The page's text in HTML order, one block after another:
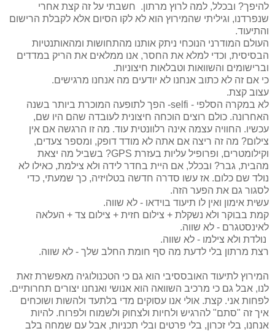
להיפך? ובכלל, למה לרוץ מרתון. חשבתי על זה קצת אחרי
שנפרדנו, וגיליתי שהמירוץ הוא לא לקו הסיום אלא לקבלת הרישום
והתיעוד.
העולם המודרני הנוכחי ניתק אותנו מהתחושות ומהאותנטיות
הבסיסית, וכדי למלא את החסר, אנו ממלאים את הריק במדדים
וברישומים והשוואות וטבלאות חיצוניות.
כי אם זה לא כתוב אנחנו לא יודעים מה אנחנו מרגישים.
עצוב קצת.
לא במקרה הסלפי - selfi- הפך לתופעה המוכרת ביותר בשנה
האחרונה. כולם רוצים הוכחה חיצונית לעובדה שהם היו שם,
עכשיו. החוויה עצמה אינה רלוונטית עוד. מה זו הרגשה אם אין
צילום? מה זה ריצה אם אתה לא מודד דופק, ומספר צעדים,
וקילומטרים, ופרופיל עליות בעזרת GPS? בשביל מה יצאת
מהבית, גבר? ובכלל, אם היית בחדר לידה ולא צילמת, כאילו לא
נולד שם כלום. אז עשו סדרה חדשה בטלויזיה, כך שמעתי, כדי
לסגור גם את הפער הזה.
עשית אימון ואין לו תיעוד בוידאו - לא שווה.
קמת בבוקר ולא נשקלת + צילום חזית + צילום צד + העלאה
לאינסטגרם - לא שווה.
נולדת ולא צילמו - לא שווה.
רצת מרתון בלי לדעת מה סף חומת החלב שלך - לא שווה.
המירוץ לתיעוד האובססיבי הוא גם כי הטכנולוגיה מאפשרת זאת
לנו, אבל גם כי מרכיב השוואה הוא אנושי ואנחנו יצורים תחרותיים.
לפחות אני. קצת. אולי אנו עסוקים מדי בלתעד ולהשות ושוכחים
איך זה "סתם" להרגיש ולחיות ולצחוק ולשמוח ולפרוח. להיות
אנחנו, בלי זכרון, בלי פרטים ובלי תכניות, אבל עם שמחה בלב